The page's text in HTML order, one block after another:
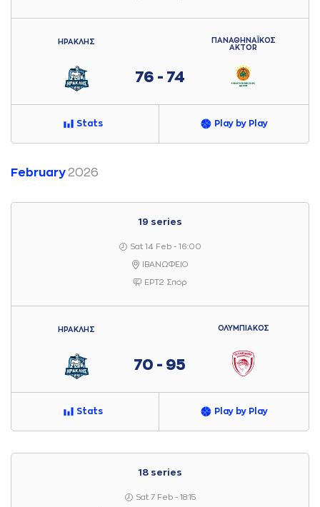
Stats Play by Play
ΗΡΑΚΛΗΣ
76 - 74
ΠΑΝΑΘΗΝΑΪΚΟΣ
AKTOR
February2026
19 series
Sat 14 Feb - 16:00
ΙΒΑΝΩΦΕΙΟ
ΕΡΤ2 Σπορ
Stats Play by Play
ΗΡΑΚΛΗΣ
70 - 95
ΟΛΥΜΠΙΑΚΟΣ
18 series
Sat 7 Feb - 18:15